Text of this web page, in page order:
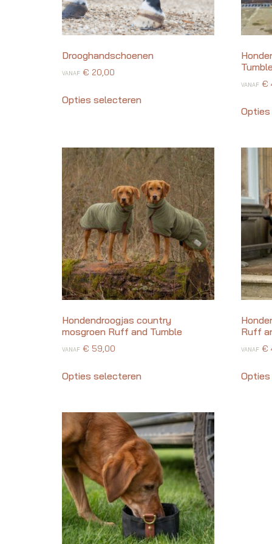
Drooghandschoenen
VANAF € 20,00
Opties selecteren
VANAF €
Hondendroogjas country
mosgroen Ruff and Tumble
VANAF € 59,00
Opties selecteren
Ruff
VANAF €